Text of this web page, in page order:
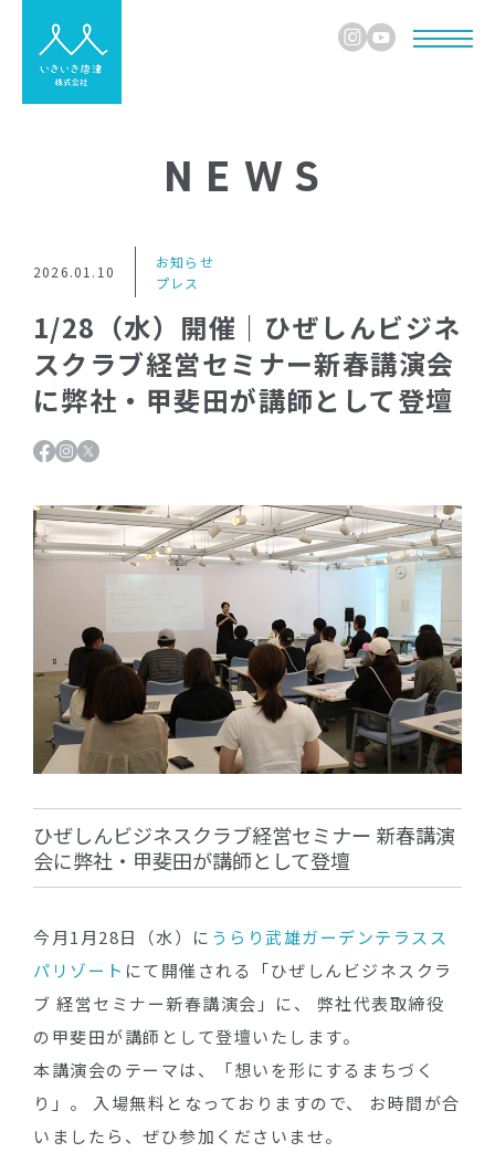
NEWS
2026.01.10
お知らせ
プレス
1/28（水）開催｜ひぜしんビジネ
スクラブ経営セミナー新春講演会
に弊社・甲斐田が講師として登壇
ひぜしんビジネスクラブ経営セミナー 新春講演
会に弊社・甲斐田が講師として登壇
今月1月28日（水）に うらり武雄ガーデンテラスス
パリゾート にて開催される「ひぜしんビジネスクラ
ブ 経営セミナー新春講演会」に、 弊社代表取締役
の甲斐田が講師として登壇いたします。
本講演会のテーマは、「想いを形にするまちづく
り」。 入場無料となっておりますので、 お時間が合
いましたら、ぜひ参加くださいませ。